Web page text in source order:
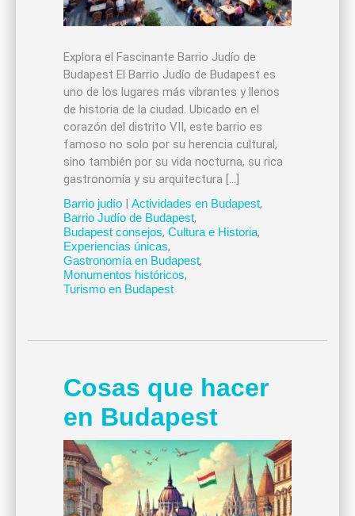
Explora el Fascinante Barrio Judío de
Budapest El Barrio Judío de Budapest es
uno de los lugares más vibrantes y llenos
de historia de la ciudad. Ubicado en el
corazón del distrito VII, este barrio es
famoso no solo por su herencia cultural,
sino también por su vida nocturna, su rica
gastronomía y su arquitectura […]
Barrio judío| Actividades en Budapest,
Barrio Judío de Budapest,
Budapest consejos, Cultura e Historia,
Experiencias únicas,
Gastronomía en Budapest,
Monumentos históricos,
Turismo en Budapest
Cosas que hacer
en Budapest